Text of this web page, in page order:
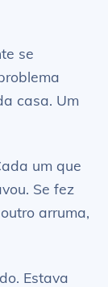
se
casa. Um
um que
Se fez
arruma,
Estava